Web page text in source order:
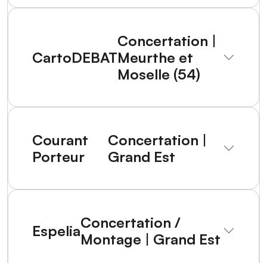
CartoDEBAT
Concertation |
Meurthe et
Moselle (54)
Courant
Porteur
Concertation |
Grand Est
EspeliaConcertation /
Montage | Grand Est